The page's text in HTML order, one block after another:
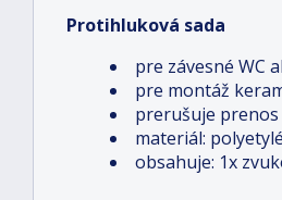
Protihluková sada
pre závesné WC
pre montáž
prerušuje
materiál:
obsahuje: 1x